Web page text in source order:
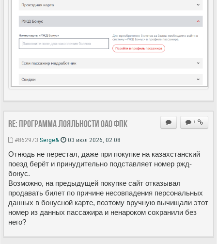
+
Re: Программа лояльности ОАО ФПК
#862973 Serge& 03 июл 2026, 02:08
Отнюдь не перестал, даже при покупке на казахстанский
поезд берёт и принудительно подставляет номер ржд-
бонус.
Возможно, на предыдущей покупке сайт отказывал
продавать билет по причине несовпадения персональных
данных в бонусной карте, поэтому вручную вычищали этот
номер из данных пассажира и ненароком сохранили без
него?